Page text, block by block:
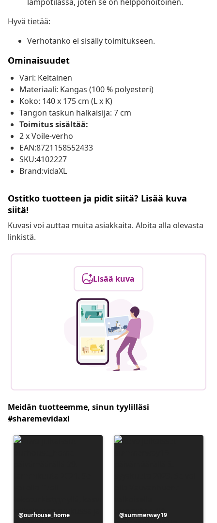
Hyvä tietää:
Verhotanko ei sisälly toimitukseen.
Ominaisuudet
Väri: Keltainen
Materiaali: Kangas (100 % polyesteri)
Koko: 140 x 175 cm (L x K)
Tangon taskun halkaisija: 7 cm
Toimitus sisältää:
2 x Voile-verho
EAN:8721158552433
SKU:4102227
Brand:vidaXL
Ostitko tuotteen ja pidit siitä? Lisää kuva
siitä!
Kuvasi voi auttaa muita asiakkaita. Aloita alla olevasta
linkistä.
Lisää kuva
Meidän tuotteemme, sinun tyylilläsi
#sharemevidaxl
Julkaissut
ourhouse_home Julkaissut
summerway19